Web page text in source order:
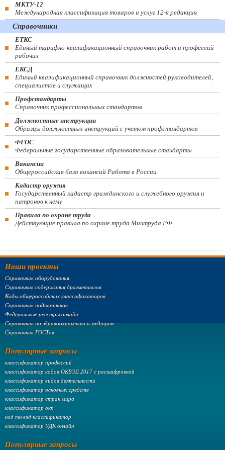
МКТУ-12
Международная классификация товаров и услуг 12-я редакция
Справочники
ЕТКС
Единый тарифно-квалификационный справочник работ и профессий
рабочих
ЕКСД
Единый квалификационный справочник должностей руководителей,
специалистов и служащих
Профстандарты
Справочник профессиональных стандартов
Должностные инструкции
Образцы должностных инструкций с учетом профстандартов
ФГОС
Федеральные государственные образовательные стандарты
Вакансии
Общероссийская база вакансий Работа в России
Кадастр оружия
Государственный кадастр гражданского и служебного оружия и
патронов к нему
Правила по охране труда
Действующие правила по охране труда Минтруда РФ
Наши проекты
Справочник оборудования
Справочник содержания драгметаллов
Коды общероссийских классификаторов
Справочник подшипников
Федеральные реестры онлайн
Справочник по здравоохранению и медицине
Справочник ГОСТов
Популярные запросы
классификатор профессий
классификатор кодов ОКВЭД 2017 с расшифровкой
классификатор видов деятельности
классификатор основных средств
классификатор стран мира
классификатор окп
код тн вэд классификатор
классификатор УДК онлайн
Популярные запросы